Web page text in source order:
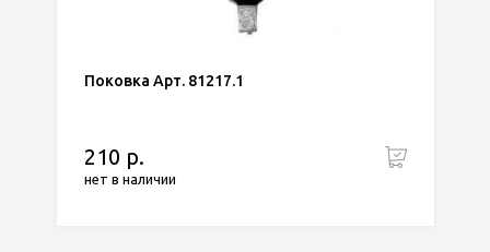
Поковка Арт. 81217.1
210 р.
нет в наличии